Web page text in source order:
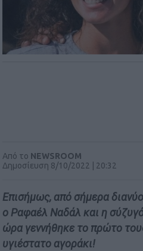
Από το NEWSROOM
Δημοσίευση 8/10/2022 | 20:32
Επισήμως, από σήμερα
ο Ραφαέλ Ναδάλ και η
ώρα γεννήθηκε το πρώτο
υγιέστατο αγοράκι!